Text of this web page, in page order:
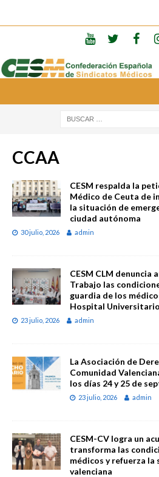
CCAA
CESM respalda la
Médico de Ceuta de
la situación de
ciudad autónoma
30 julio, 2026 admin
CESM CLM denuncia
Trabajo las
guardia de los
Hospital
23 julio, 2026 admin
La Asociación de
Comunidad
los días 24 y 25 de
23 julio, 2026 admin
CESM-CV logra un
transforma las
médicos y refuerza la
valenciana